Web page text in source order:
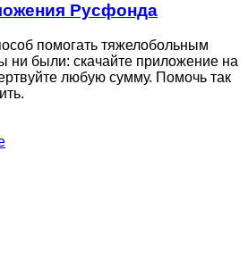
Русфонда
помогать тяжелобольным
ни были: скачайте приложение на
любую сумму. Помочь так